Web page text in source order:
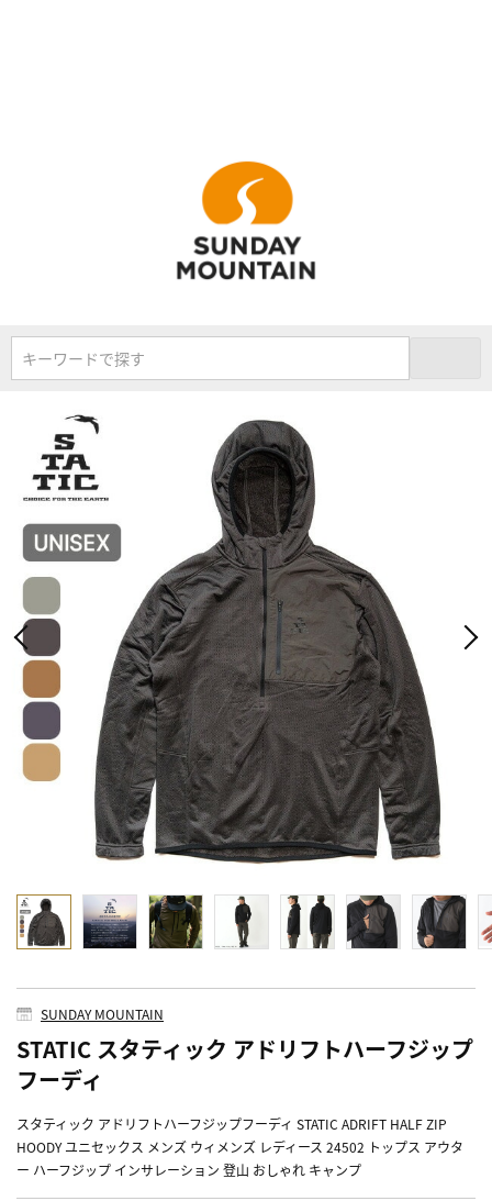
キーワードで探す
SUNDAY MOUNTAIN
STATIC スタティック アドリフトハーフジップ
フーディ
スタティック アドリフトハーフジップフーディ STATIC ADRIFT HALF ZIP
HOODY ユニセックス メンズ ウィメンズ レディース 24502 トップス アウタ
ー ハーフジップ インサレーション 登山 おしゃれ キャンプ